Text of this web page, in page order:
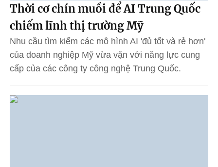
Thời cơ chín muồi để AI Trung Quốc
chiếm lĩnh thị trường Mỹ
Nhu cầu tìm kiếm các mô hình AI 'đủ tốt và rẻ hơn'
của doanh nghiệp Mỹ vừa vặn với năng lực cung
cấp của các công ty công nghệ Trung Quốc.